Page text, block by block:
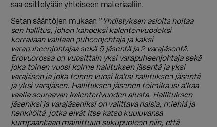
saa esittelyään yhteiseen materiaaliin.
Setan sääntöjen mukaan ” Yhdistyksen asioita hoitaa
sen hallitus, johon kahdeksi kalenterivuodeksi
kerrallaan valitaan puheenjohtaja ja kaksi
varapuheenjohtajaa sekä 5 jäsentä ja 2 varajäsentä.
Erovuorossa on vuosittain yksi varapuheenjohtaja sekä
joka toinen vuosi kolme hallituksen jäsentä ja yksi
varajäsen ja joka toinen vuosi kaksi hallituksen jäsentä
ja yksi varajäsen. Hallituksen jäsenen toimikausi alkaa
vaalia seuraavan kalenterivuoden alusta. Hallituksen
jäseniksi ja varajäseniksi on valittava naisia, miehiä ja
henkilöitä, jotka eivät itse katso kuuluvansa
kumpaankaan mainittuun sukupuoleen niin, että